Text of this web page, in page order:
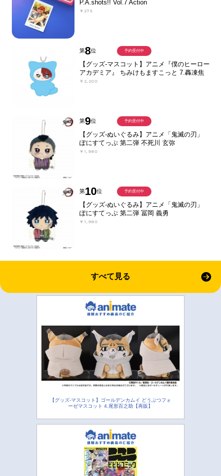
P.A.shots!! Vol.7 Action
￥275
第8位
【グッズ-マスコット】アニメ『僕のヒーロー
アカデミア』 ちみけもますこっと 7.轟凍焦
￥2,200
予約受付中
第9位
【グッズ-ぬいぐるみ】アニメ「鬼滅の刃」
ぽにすてっぷ 第二弾 不死川 玄弥
￥1,980
予約受付中
第10位
【グッズ-ぬいぐるみ】アニメ「鬼滅の刃」
ぽにすてっぷ 第二弾 冨岡 義勇
￥1,980
予約受付中
すべて見る
【グッズ-マスコット】ゴールデンカムイ どうぶつフォ
ーゼマスコット 4.尾形百之助【再販】